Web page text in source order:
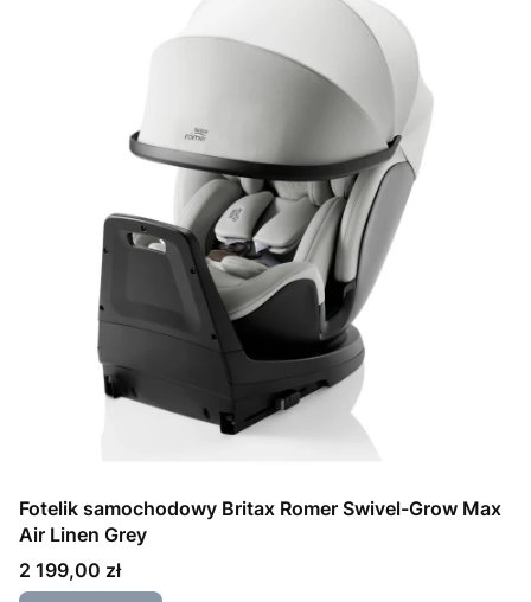
Fotelik samochodowy Britax Romer Swivel-Grow Max
Air Linen Grey
Cena
2 199,00 zł